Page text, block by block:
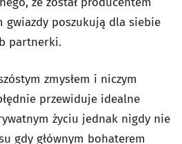
gwiazdy poszukują dla siebie
partnerki.
zmysłem i niczym
przewiduje idealne
życiu jednak nigdy nie
gdy głównym bohaterem